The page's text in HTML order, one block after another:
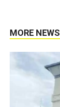
MORE NEWS